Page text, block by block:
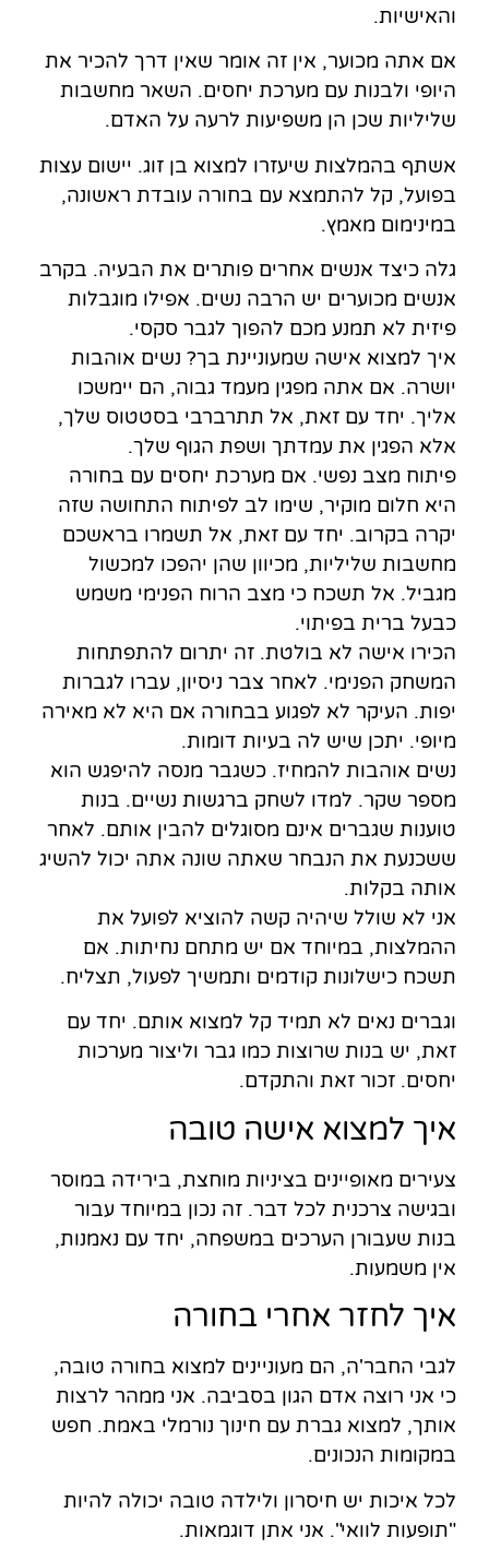
והאישיות.
אם אתה מכוער, אין זה אומר שאין דרך להכיר את
היופי ולבנות עם מערכת יחסים. השאר מחשבות
שליליות שכן הן משפיעות לרעה על האדם.
אשתף בהמלצות שיעזרו למצוא בן זוג. יישום עצות
בפועל, קל להתמצא עם בחורה עובדת ראשונה,
במינימום מאמץ.
גלה כיצד אנשים אחרים פותרים את הבעיה. בקרב
אנשים מכוערים יש הרבה נשים. אפילו מוגבלות
פיזית לא תמנע מכם להפוך לגבר סקסי.
איך למצוא אישה שמעוניינת בך? נשים אוהבות
יושרה. אם אתה מפגין מעמד גבוה, הם יימשכו
אליך. יחד עם זאת, אל תתרברבי בסטטוס שלך,
אלא הפגין את עמדתך ושפת הגוף שלך.
פיתוח מצב נפשי. אם מערכת יחסים עם בחורה
היא חלום מוקיר, שימו לב לפיתוח התחושה שזה
יקרה בקרוב. יחד עם זאת, אל תשמרו בראשכם
מחשבות שליליות, מכיוון שהן יהפכו למכשול
מגביל. אל תשכח כי מצב הרוח הפנימי משמש
כבעל ברית בפיתוי.
הכירו אישה לא בולטת. זה יתרום להתפתחות
המשחק הפנימי. לאחר צבר ניסיון, עברו לגברות
יפות. העיקר לא לפגוע בבחורה אם היא לא מאירה
מיופי. יתכן שיש לה בעיות דומות.
נשים אוהבות להמחיז. כשגבר מנסה להיפגש הוא
מספר שקר. למדו לשחק ברגשות נשיים. בנות
טוענות שגברים אינם מסוגלים להבין אותם. לאחר
ששכנעת את הנבחר שאתה שונה אתה יכול להשיג
אותה בקלות.
אני לא שולל שיהיה קשה להוציא לפועל את
ההמלצות, במיוחד אם יש מתחם נחיתות. אם
תשכח כישלונות קודמים ותמשיך לפעול, תצליח.
וגברים נאים לא תמיד קל למצוא אותם. יחד עם
זאת, יש בנות שרוצות כמו גבר וליצור מערכות
יחסים. זכור זאת והתקדם.
איך למצוא אישה טובה
צעירים מאופיינים בציניות מוחצת, בירידה במוסר
ובגישה צרכנית לכל דבר. זה נכון במיוחד עבור
בנות שעבורן הערכים במשפחה, יחד עם נאמנות,
אין משמעות.
איך לחזר אחרי בחורה
לגבי החבר'ה, הם מעוניינים למצוא בחורה טובה,
כי אני רוצה אדם הגון בסביבה. אני ממהר לרצות
אותך, למצוא גברת עם חינוך נורמלי באמת. חפש
במקומות הנכונים.
לכל איכות יש חיסרון ולילדה טובה יכולה להיות
"תופעות לוואי". אני אתן דוגמאות.